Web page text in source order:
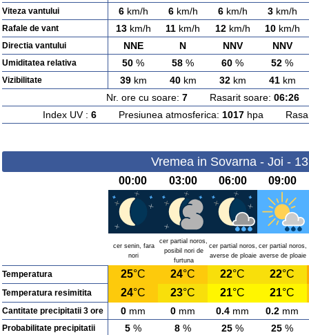
Viteza vantului 6km/h 6km/h 6km/h 3km/h
Rafale de vant 13km/h 11 km/h 12km/h 10km/h
Directia vantului NNE N NNV NNV
Umiditatea relativa 50 % 58 % 60 % 52 %
Vizibilitate 39km 40km 32km 41km
Nr. ore cu soare: 7Rasarit soare: 06:26
Index UV : 6Presiunea atmosferica: 1017hpa
Vremea in Sovarna - Joi -
00:00 03:00 06:00 09:00
cer senin, fara
nori
cer partial noros,
posibil nori de
furtuna
cer partial noros,
averse de ploaie
cer partial noros,
averse de ploaie
Temperatura 25°C 24°C 22°C 22°C
Temperatura resimitita 24°C 23°C 21°C 21°C
Cantitate precipitatii 3 ore 0 mm 0 mm 0.4 mm 0.2 mm
Probabilitate precipitatii 5 % 8 % 25 % 25 %